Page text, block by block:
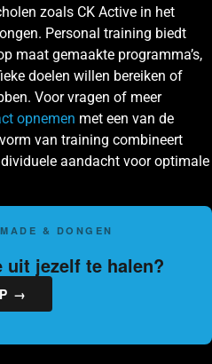
zoals CK Active in het
Personal training biedt
maat gemaakte programma’s,
doelen willen bereiken of
Voor vragen of meer
opnemen met een van de
van training combineert
aandacht voor optimale
& DONGEN
uit jezelf te halen?
→